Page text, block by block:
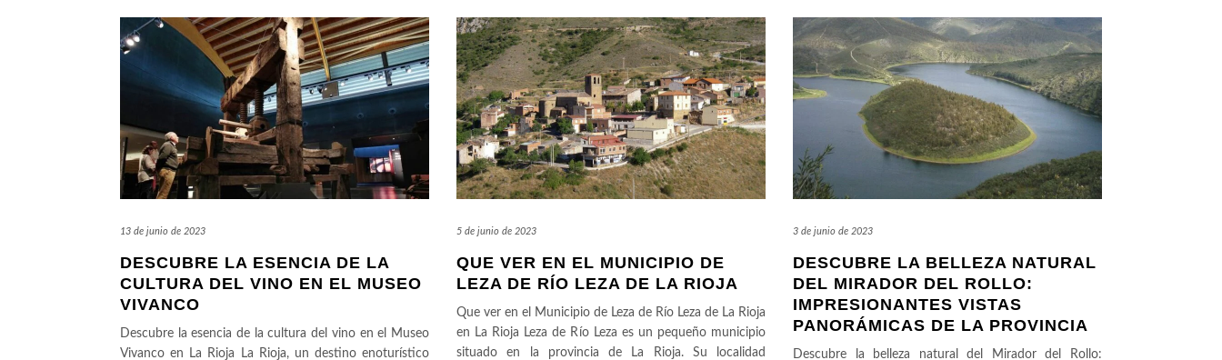
13 de junio de 2023
DESCUBRE LA ESENCIA DE LA
CULTURA DEL VINO EN EL MUSEO
VIVANCO
Descubre la esencia de la cultura del vino en el Museo
Vivanco en La Rioja La Rioja, un destino enoturístico
5 de junio de 2023
QUE VER EN EL MUNICIPIO DE
LEZA DE RÍO LEZA DE LA RIOJA
Que ver en el Municipio de Leza de Río Leza de La Rioja
en La Rioja Leza de Río Leza es un pequeño municipio
situado en la provincia de La Rioja. Su localidad
3 de junio de 2023
DESCUBRE LA BELLEZA NATURAL
DEL MIRADOR DEL ROLLO:
IMPRESIONANTES VISTAS
PANORÁMICAS DE LA PROVINCIA
Descubre la belleza natural del Mirador del Rollo: